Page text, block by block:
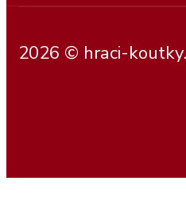
2026 © hraci-